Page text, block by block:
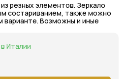
резных элементов. Зеркало
состариванием, также можно
варианте. Возможны и иные
Италии